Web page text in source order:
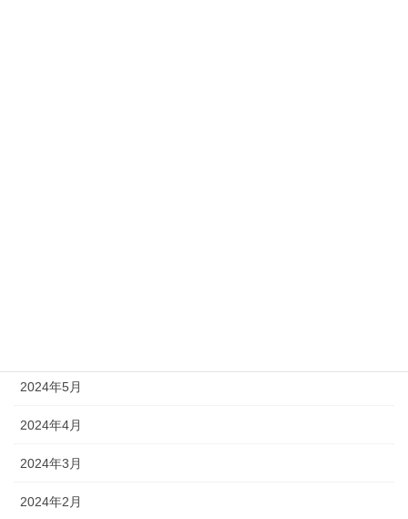
2024年5月
2024年4月
2024年3月
2024年2月